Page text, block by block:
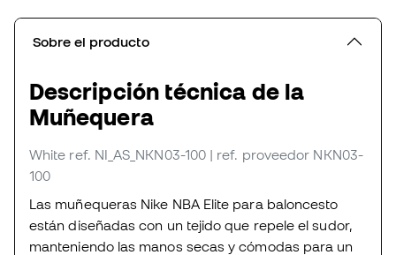
Sobre el producto
Descripción técnica de la
Muñequera
White ref. NI_AS_NKN03-100 | ref. proveedor NKN03-
100
Las muñequeras Nike NBA Elite para baloncesto
están diseñadas con un tejido que repele el sudor,
manteniendo las manos secas y cómodas para un